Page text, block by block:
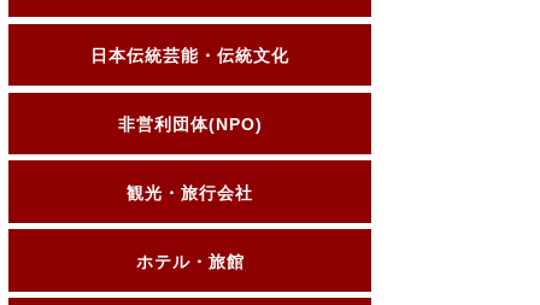
日本伝統芸能・伝統文化
非営利団体(NPO)
観光・旅行会社
ホテル・旅館